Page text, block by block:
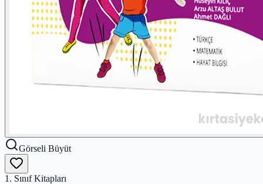
Görseli Büyüt
1. Sınıf Kitapları